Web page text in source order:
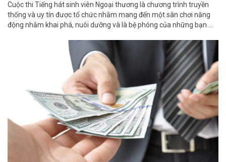
Cuộc thi Tiếng hát sinh viên Ngoại thương là chương trình truyền
thống và uy tín được tổ chức nhằm mang đến một sân chơi năng
động nhằm khai phá, nuôi dưỡng và là bệ phóng của những bạn ...